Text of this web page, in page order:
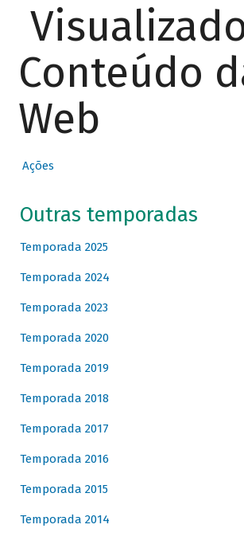
Conteúdo
Web
Ações
Outras temporadas
Temporada 2025
Temporada 2024
Temporada 2023
Temporada 2020
Temporada 2019
Temporada 2018
Temporada 2017
Temporada 2016
Temporada 2015
Temporada 2014